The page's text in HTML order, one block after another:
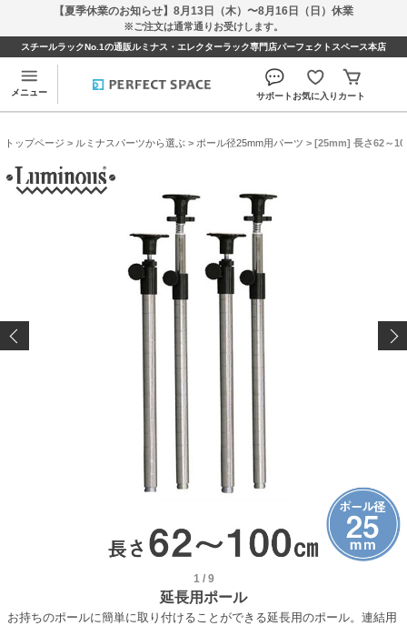
【夏季休業のお知らせ】8月13日（木）〜8月16日（日）休業
※ご注文は通常通りお受けします。
スチールラックNo.1の通販ルミナス・エレクターラック専門店パーフェクトスペース本店
メニュー サポートお気に入り カート
トップページ > ルミナスパーツから選ぶ > ポール径25mm用パーツ > [25mm] 長さ62～
1/ 9
延長用ポール
お持ちのポールに簡単に取り付けることができる延長用のポール。連結用